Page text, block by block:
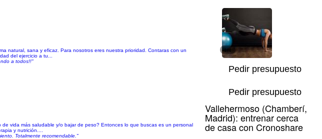
natural, sana y eficaz. Para nosotros eres nuestra prioridad. Contaras con un
del ejercicio a tu...
a todos!!"
1/4
Pedir presupuesto
vida más saludable y/o bajar de peso? Entonces lo que buscas es un personal
y nutrición....
Totalmente recomendable."
Pedir presupuesto
Vallehermoso (Chamberí,
Madrid): entrenar cerca
de casa con Cronoshare